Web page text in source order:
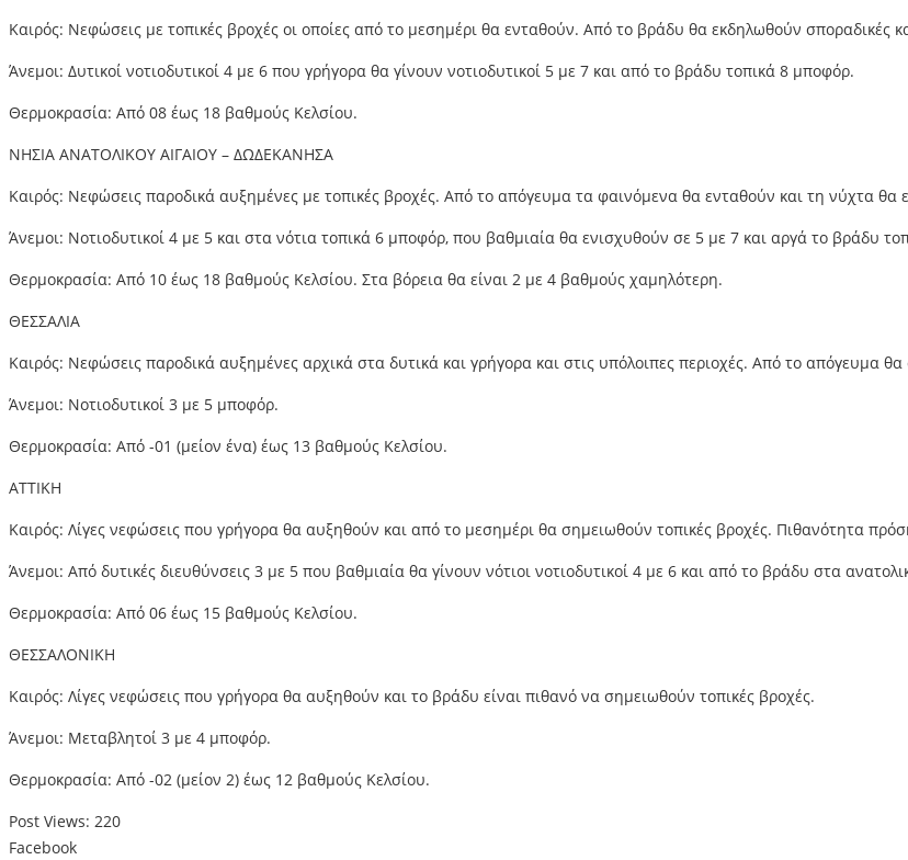
Καιρός: Νεφώσεις με τοπικές βροχές οι οποίες από το μεσημέρι θα ενταθούν. Από το βράδυ θα εκδηλωθούν σποραδικές
Άνεμοι: Δυτικοί νοτιοδυτικοί 4 με 6 που γρήγορα θα γίνουν νοτιοδυτικοί 5 με 7 και από το βράδυ τοπικά 8 μποφόρ.
Θερμοκρασία: Από 08 έως 18 βαθμούς Κελσίου.
ΝΗΣΙΑ ΑΝΑΤΟΛΙΚΟΥ ΑΙΓΑΙΟΥ – ΔΩΔΕΚΑΝΗΣΑ
Καιρός: Νεφώσεις παροδικά αυξημένες με τοπικές βροχές. Από το απόγευμα τα φαινόμενα θα ενταθούν και τη νύχτα θα
Άνεμοι: Νοτιοδυτικοί 4 με 5 και στα νότια τοπικά 6 μποφόρ, που βαθμιαία θα ενισχυθούν σε 5 με 7 και αργά το βράδυ
Θερμοκρασία: Από 10 έως 18 βαθμούς Κελσίου. Στα βόρεια θα είναι 2 με 4 βαθμούς χαμηλότερη.
ΘΕΣΣΑΛΙΑ
Καιρός: Νεφώσεις παροδικά αυξημένες αρχικά στα δυτικά και γρήγορα και στις υπόλοιπες περιοχές. Από το απόγευμα
Άνεμοι: Νοτιοδυτικοί 3 με 5 μποφόρ.
Θερμοκρασία: Από -01 (μείον ένα) έως 13 βαθμούς Κελσίου.
ΑΤΤΙΚΗ
Καιρός: Λίγες νεφώσεις που γρήγορα θα αυξηθούν και από το μεσημέρι θα σημειωθούν τοπικές βροχές. Πιθανότητα
Άνεμοι: Από δυτικές διευθύνσεις 3 με 5 που βαθμιαία θα γίνουν νότιοι νοτιοδυτικοί 4 με 6 και από το βράδυ στα
Θερμοκρασία: Από 06 έως 15 βαθμούς Κελσίου.
ΘΕΣΣΑΛΟΝΙΚΗ
Καιρός: Λίγες νεφώσεις που γρήγορα θα αυξηθούν και το βράδυ είναι πιθανό να σημειωθούν τοπικές βροχές.
Άνεμοι: Μεταβλητοί 3 με 4 μποφόρ.
Θερμοκρασία: Από -02 (μείον 2) έως 12 βαθμούς Κελσίου.
Post Views: 220
Facebook